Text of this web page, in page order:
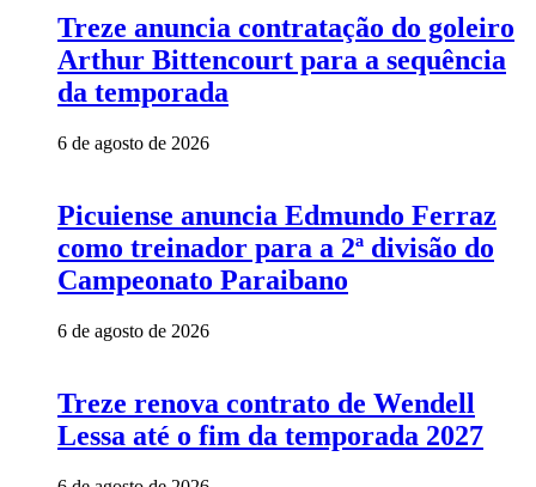
Treze anuncia contratação do goleiro
Arthur Bittencourt para a sequência
da temporada
6 de agosto de 2026
Picuiense anuncia Edmundo Ferraz
como treinador para a 2ª divisão do
Campeonato Paraibano
6 de agosto de 2026
Treze renova contrato de Wendell
Lessa até o fim da temporada 2027